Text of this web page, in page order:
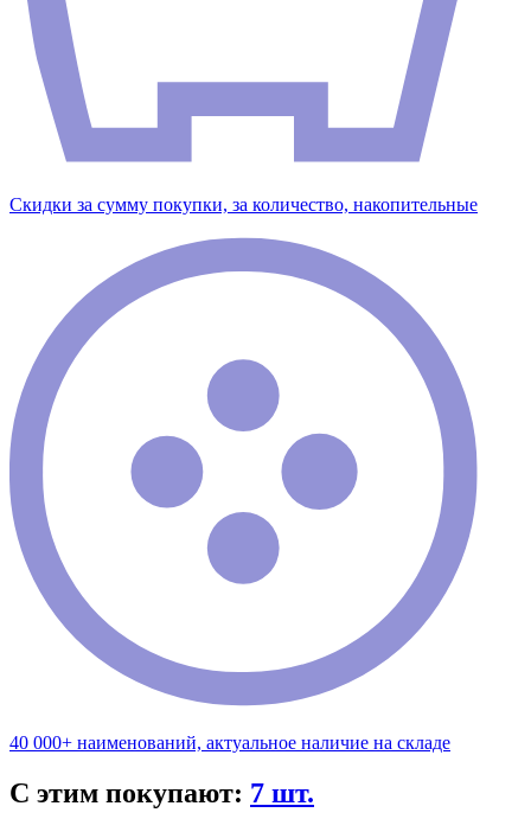
Скидки за сумму покупки, за количество, накопительные
40 000+ наименований, актуальное наличие на складе
С этим покупают: 7 шт.